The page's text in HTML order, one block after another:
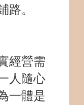
路。
經營需
人隨心
一體是